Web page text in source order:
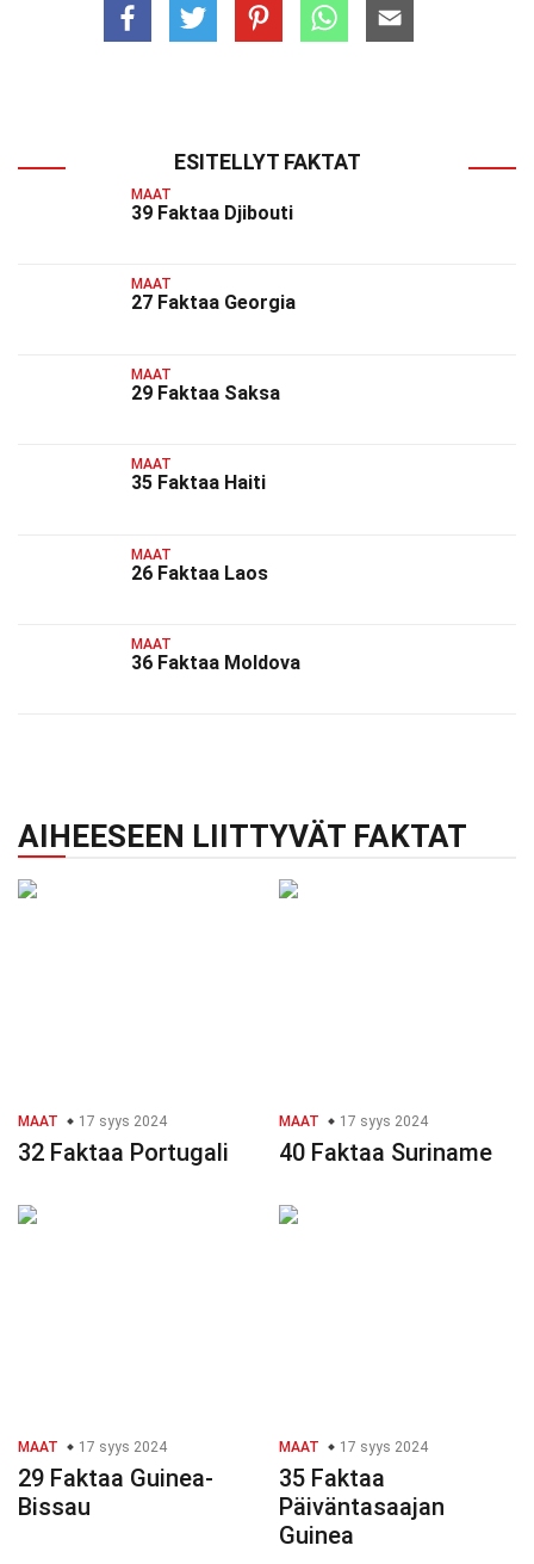
ESITELLYT FAKTAT
MAAT
39 Faktaa Djibouti
MAAT
27 Faktaa Georgia
MAAT
29 Faktaa Saksa
MAAT
35 Faktaa Haiti
MAAT
26 Faktaa Laos
MAAT
36 Faktaa Moldova
AIHEESEEN LIITTYVÄT FAKTAT
MAAT 17 syys 2024
32 Faktaa Portugali
MAAT 17 syys 2024
40 Faktaa Suriname
MAAT 17 syys 2024
29 Faktaa Guinea-
Bissau
MAAT 17 syys 2024
35 Faktaa
Päiväntasaajan
Guinea